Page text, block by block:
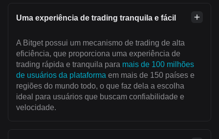
Uma experiência de trading tranquila e fácil
A Bitget possui um mecanismo de trading de alta
eficiência, que proporciona uma experiência de
trading rápida e tranquila para mais de 100 milhões
de usuários da plataforma em mais de 150 países e
regiões do mundo todo, o que faz dela a escolha
ideal para usuários que buscam confiabilidade e
velocidade.